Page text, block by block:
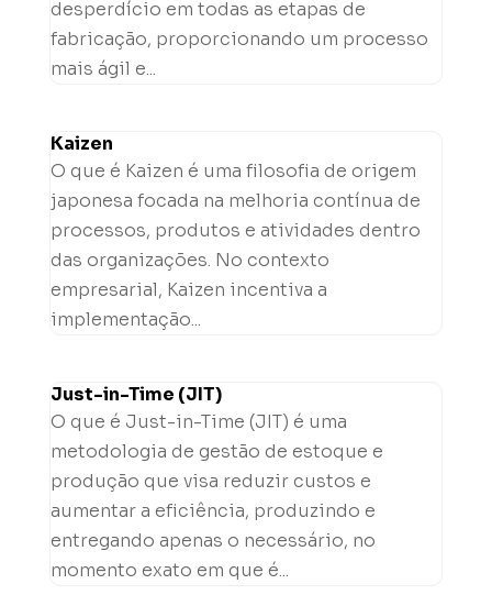
desperdício em todas as etapas de
fabricação, proporcionando um processo
mais ágil e...
Kaizen
O que é Kaizen é uma filosofia de origem
japonesa focada na melhoria contínua de
processos, produtos e atividades dentro
das organizações. No contexto
empresarial, Kaizen incentiva a
implementação...
Just-in-Time (JIT)
O que é Just-in-Time (JIT) é uma
metodologia de gestão de estoque e
produção que visa reduzir custos e
aumentar a eficiência, produzindo e
entregando apenas o necessário, no
momento exato em que é...